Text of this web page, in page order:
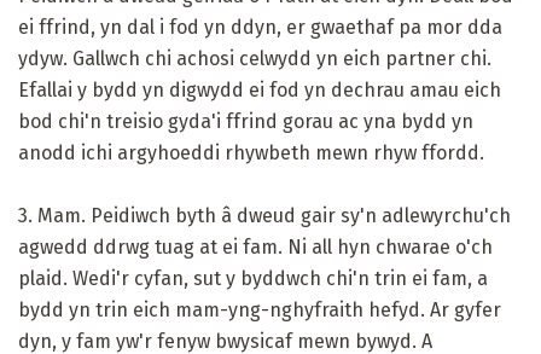
ei ffrind, yn dal i fod yn ddyn, er gwaethaf pa mor dda
ydyw. Gallwch chi achosi celwydd yn eich partner chi.
Efallai y bydd yn digwydd ei fod yn dechrau amau ​​eich
bod chi'n treisio gyda'i ffrind gorau ac yna bydd yn
anodd ichi argyhoeddi rhywbeth mewn rhyw ffordd.
3. Mam. Peidiwch byth â dweud gair sy'n adlewyrchu'ch
agwedd ddrwg tuag at ei fam. Ni all hyn chwarae o'ch
plaid. Wedi'r cyfan, sut y byddwch chi'n trin ei fam, a
bydd yn trin eich mam-yng-nghyfraith hefyd. Ar gyfer
dyn, y fam yw'r fenyw bwysicaf mewn bywyd. A